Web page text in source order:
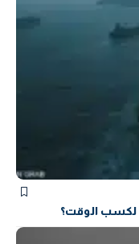
لكسب الوقت؟